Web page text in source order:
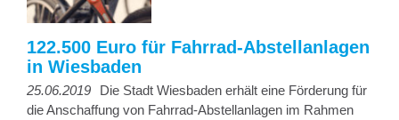
122.500 Euro für Fahrrad-Abstellanlagen
in Wiesbaden
25.06.2019
Die Stadt Wiesbaden erhält eine Förderung für
die Anschaffung von Fahrrad-Abstellanlagen im Rahmen